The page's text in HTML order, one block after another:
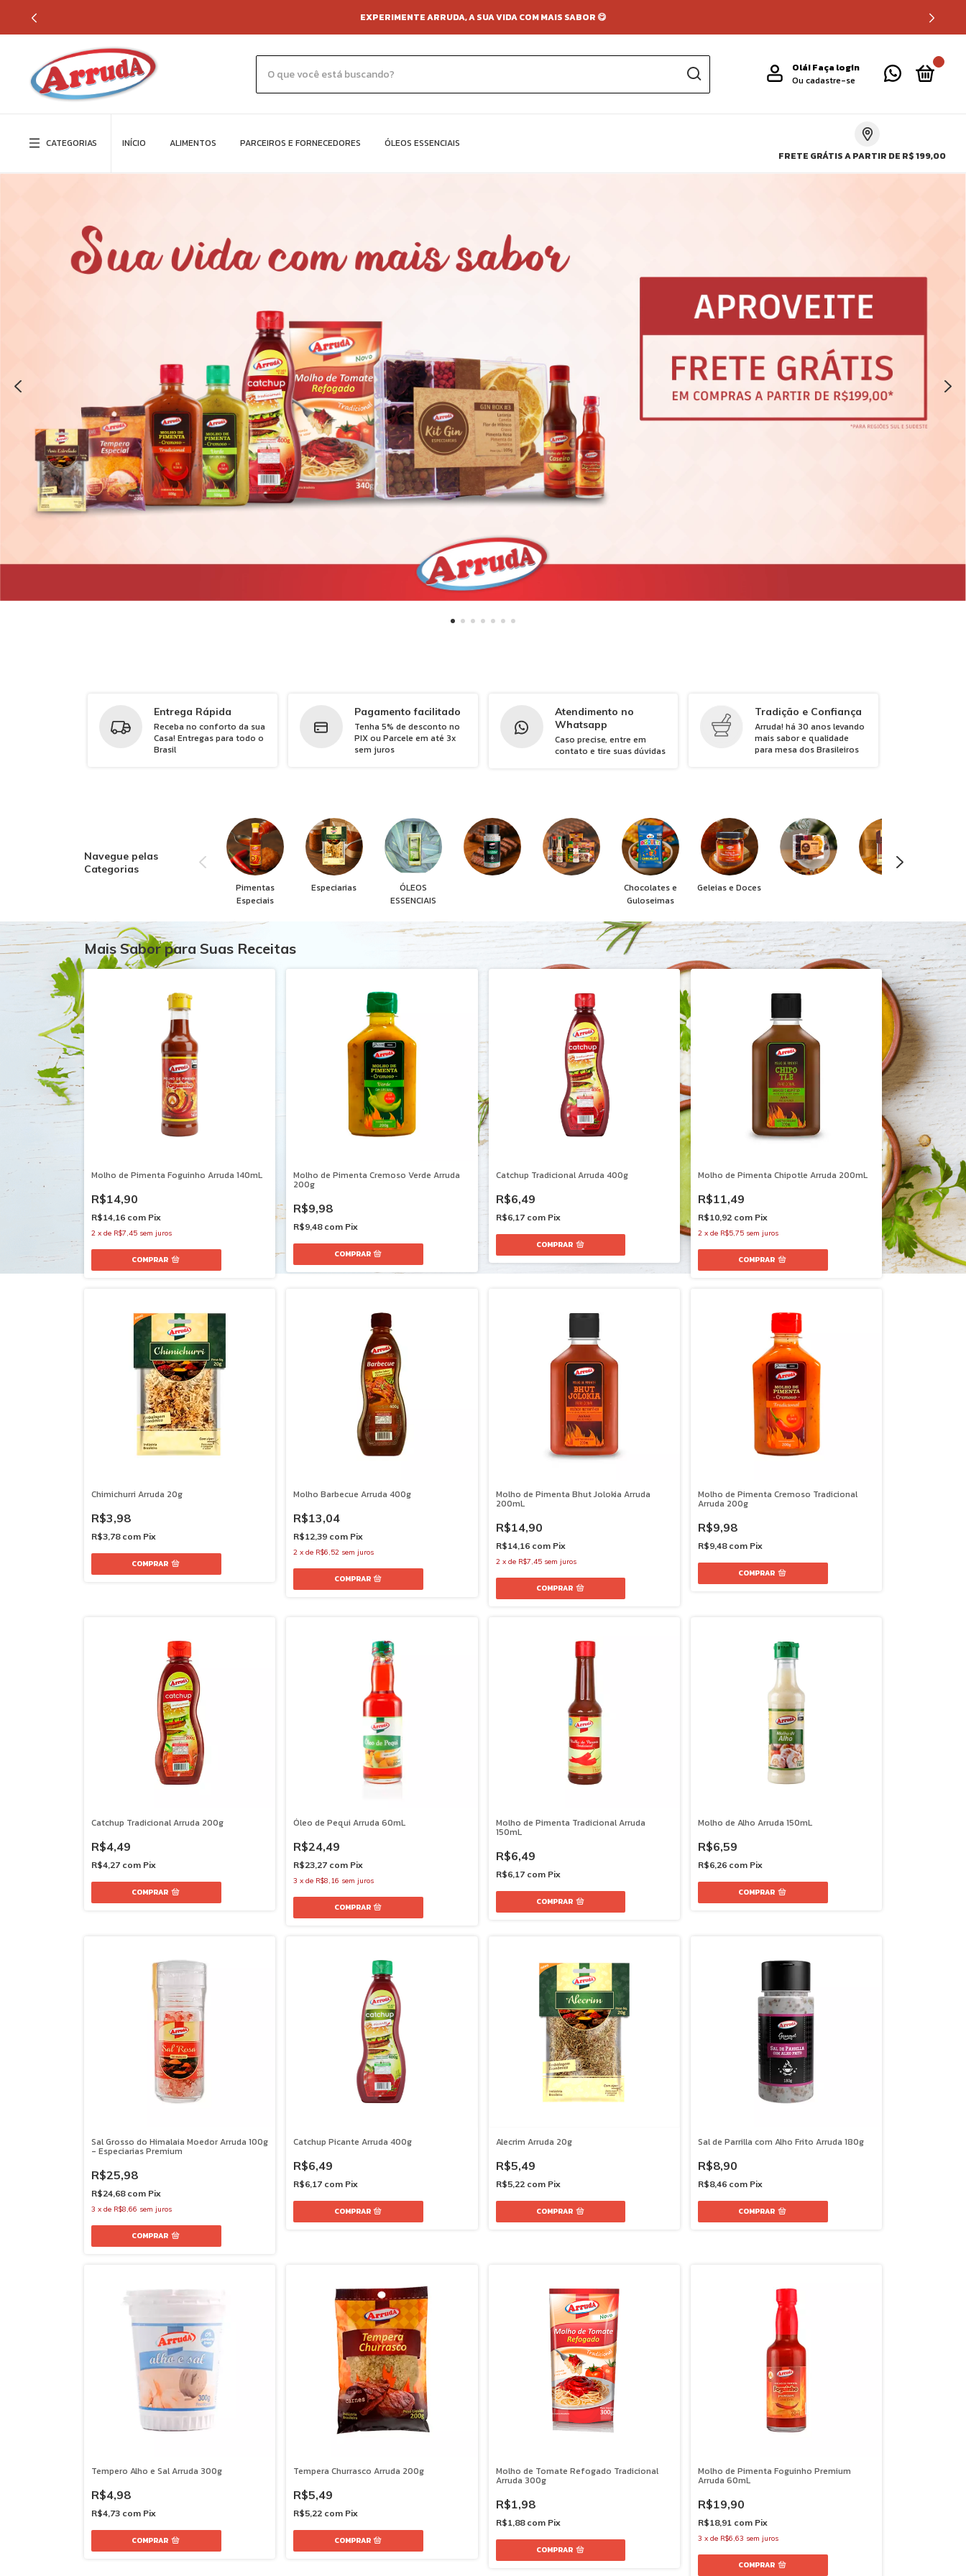
EXPERIMENTE ARRUDA, A SUA VIDA COM MAIS SABOR 😋
Olá!Faça login
Ou cadastre-se
CATEGORIAS INÍCIO ALIMENTOS PARCEIROS E FORNECEDORES
ÓLEOS ESSENCIAIS
FRETE GRÁTIS A PARTIR DE R$ 199,00
Entrega Rápida
Receba no conforto da sua
Casa! Entregas para todo o
Brasil
Pagamento facilitado
Tenha 5% de desconto no
PIX ou Parcele em até 3x
sem juros
Atendimento no
Whatsapp
Caso precise, entre em
contato e tire suas dúvidas
Tradição e Confiança
Arruda! há 30 anos levando
mais sabor e qualidade
para mesa dos Brasileiros
Navegue pelas
Categorias
Pimentas
Especiais
Especiarias
ÓLEOS
ESSENCIAIS
Chocolates e
Guloseimas
Geleias e Doces
Mais Sabor para Suas Receitas
Molho de Pimenta Foguinho Arruda 140mL
R$14,90
R$14,16 com Pix
2 x de R$7,45 sem juros
Molho de Pimenta Cremoso Verde Arruda
200g
R$9,98
R$9,48 com Pix
Catchup Tradicional Arruda 400g
R$6,49
R$6,17 com Pix
Molho de Pimenta Chipotle Arruda 200mL
R$11,49
R$10,92 com Pix
2 x de R$5,75 sem juros
Chimichurri Arruda 20g
R$3,98
R$3,78 com Pix
Molho Barbecue Arruda 400g
R$13,04
R$12,39 com Pix
2 xde R$6,52 sem juros
Molho de Pimenta Bhut Jolokia Arruda
200mL
R$14,90
R$14,16 com Pix
2 x de R$7,45 sem juros
Molho de Pimenta Cremoso Tradicional
Arruda 200g
R$9,98
R$9,48 com Pix
Catchup Tradicional Arruda 200g
R$4,49
R$4,27 com Pix
Óleo de Pequi Arruda 60mL
R$24,49
R$23,27 com Pix
3 xde R$8,16 sem juros
Molho de Pimenta Tradicional Arruda
150mL
R$6,49
R$6,17 com Pix
Molho de Alho Arruda 150mL
R$6,59
R$6,26 com Pix
Sal Grosso do Himalaia Moedor Arruda 100g
- Especiarias Premium
R$25,98
R$24,68 com Pix
3 x de R$8,66 sem juros
Catchup Picante Arruda 400g
R$6,49
R$6,17 com Pix
Alecrim Arruda 20g
R$5,49
R$5,22 com Pix
Sal de Parrilla com Alho Frito Arruda 180g
R$8,90
R$8,46 com Pix
Tempero Alho e Sal Arruda 300g
R$4,98
R$4,73 com Pix
Tempera Churrasco Arruda 200g
R$5,49
R$5,22 com Pix
Molho de Tomate Refogado Tradicional
Arruda 300g
R$1,98
R$1,88 com Pix
Molho de Pimenta Foguinho Premium
Arruda 60mL
R$19,90
R$18,91 com Pix
3 x de R$6,63 sem juros